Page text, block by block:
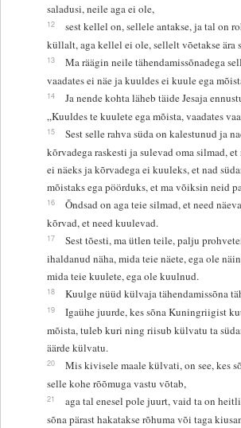
saladusi, neile aga ei ole,
12
sest kellel on, sellele antakse, ja tal on
küllalt, aga kellel ei ole, sellelt võetakse ära
13
Ma räägin neile tähendamissõnadega
vaadates ei näe ja kuuldes ei kuule ega
14
Ja nende kohta läheb täide Jesaja
„Kuuldes te kuulete ega mõista, vaadates
15
Sest selle rahva süda on kalestunud ja
kõrvadega raskesti ja sulevad oma silmad, et
ei näeks ja kõrvadega ei kuuleks, et nad
mõistaks ega pöörduks, et ma võiksin neid
16
Õndsad on aga teie silmad, et need
kõrvad, et need kuulevad.
17
Sest tõesti, ma ütlen teile, palju
ihaldanud näha, mida teie näete, ega ole
mida teie kuulete, ega ole kuulnud.
18 Kuulge nüüd külvaja tähendamissõna
19
Igaühe juurde, kes sõna Kuningriigist
mõista, tuleb kuri ning riisub külvatu ta
äärde külvatu.
20
Mis kivisele maale külvati, on see, kes
selle kohe rõõmuga vastu võtab,
21
aga tal enesel pole juurt, vaid ta on
sõna pärast hakatakse rõhuma või taga